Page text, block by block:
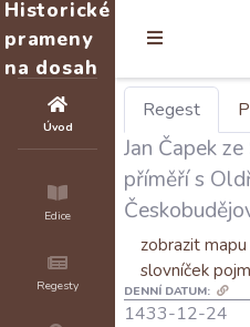
Historické
prameny
na dosah
Úvod
Edice
Regesty
Regest
Jan Čapek
příměří s
zobrazit
slovníček
DENNÍ DATUM:
1433-12-24